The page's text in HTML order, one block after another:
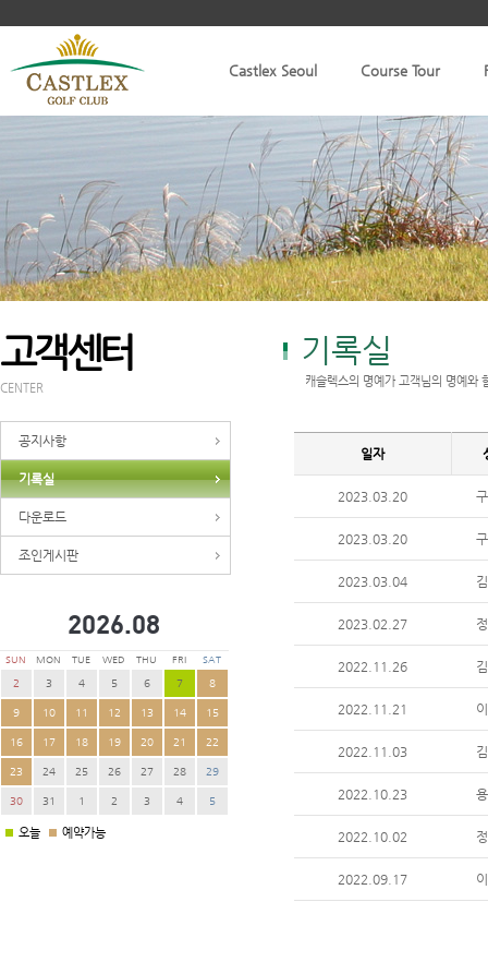
Castlex Seoul Course Tour
고객센터
CENTER
공지사항
기록실
다운로드
조인게시판
2026.08
SUN MON TUE WED THU FRI SAT
2 3 4 5 6 7 8
9 10 11 12 13 14 15
16 17 18 19 20 21 22
23 24 25 26 27 28 29
30 31 1 2 3 4 5
오늘 예약가능
기록실
캐슬렉스의 명예가 고객님의 명예와
일자
2023.03.20
2023.03.20
2023.03.04
2023.02.27
2022.11.26
2022.11.21
2022.11.03
2022.10.23
2022.10.02
2022.09.17